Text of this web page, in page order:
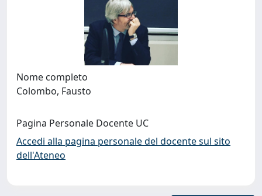
Nome completo
Colombo, Fausto
Pagina Personale Docente UC
Accedi alla pagina personale del docente sul sito
dell'Ateneo